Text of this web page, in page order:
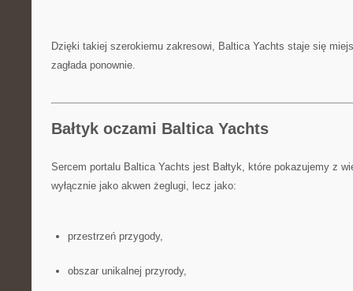
Dzięki takiej szerokiemu zakresowi, Baltica Yachts staje się
zagłada ponownie.
Bałtyk oczami Baltica Yachts
Sercem portalu Baltica Yachts jest Bałtyk, które pokazujemy z
wyłącznie jako akwen żeglugi, lecz jako:
przestrzeń przygody,
obszar unikalnej przyrody,